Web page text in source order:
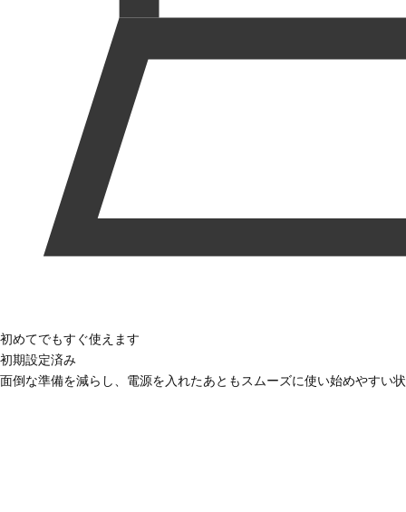
初めてでもすぐ使えます
初期設定済み
面倒な準備を減らし、電源を入れたあともスムーズに使い始めやすい